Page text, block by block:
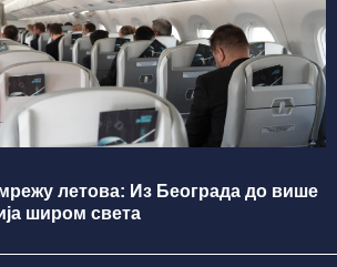
летова: Из Београда до више
широм света